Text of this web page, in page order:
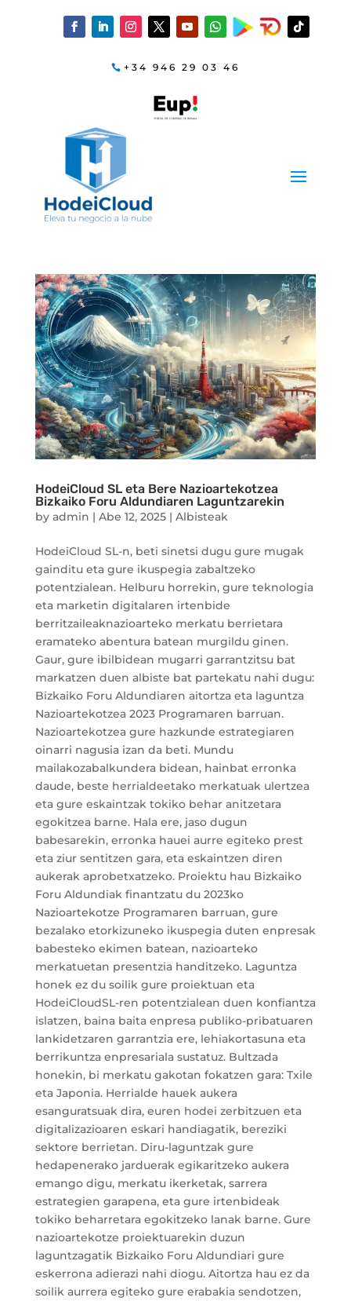
+34 946 29 03 46
HodeiCloud SL eta Bere Nazioartekotzea
Bizkaiko Foru Aldundiaren Laguntzarekin
by admin | Abe 12, 2025| Albisteak
HodeiCloud SL-n, beti sinetsi dugu gure mugak
gainditu eta gure ikuspegia zabaltzeko
potentzialean. Helburu horrekin, gure teknologia
eta marketin digitalaren irtenbide
berritzaileaknazioarteko merkatu berrietara
eramateko abentura batean murgildu ginen.
Gaur, gure ibilbidean mugarri garrantzitsu bat
markatzen duen albiste bat partekatu nahi dugu:
Bizkaiko Foru Aldundiaren aitortza eta laguntza
Nazioartekotzea 2023 Programaren barruan.
Nazioartekotzea gure hazkunde estrategiaren
oinarri nagusia izan da beti. Mundu
mailakozabalkundera bidean, hainbat erronka
daude, beste herrialdeetako merkatuak ulertzea
eta gure eskaintzak tokiko behar anitzetara
egokitzea barne. Hala ere, jaso dugun
babesarekin, erronka hauei aurre egiteko prest
eta ziur sentitzen gara, eta eskaintzen diren
aukerak aprobetxatzeko. Proiektu hau Bizkaiko
Foru Aldundiak finantzatu du 2023ko
Nazioartekotze Programaren barruan, gure
bezalako etorkizuneko ikuspegia duten enpresak
babesteko ekimen batean, nazioarteko
merkatuetan presentzia handitzeko. Laguntza
honek ez du soilik gure proiektuan eta
HodeiCloudSL-ren potentzialean duen konfiantza
islatzen, baina baita enpresa publiko-pribatuaren
lankidetzaren garrantzia ere, lehiakortasuna eta
berrikuntza enpresariala sustatuz. Bultzada
honekin, bi merkatu gakotan fokatzen gara: Txile
eta Japonia. Herrialde hauek aukera
esanguratsuak dira, euren hodei zerbitzuen eta
digitalizazioaren eskari handiagatik, bereziki
sektore berrietan. Diru-laguntzak gure
hedapenerako jarduerak egikaritzeko aukera
emango digu, merkatu ikerketak, sarrera
estrategien garapena, eta gure irtenbideak
tokiko beharretara egokitzeko lanak barne. Gure
nazioartekotze proiektuarekin duzun
laguntzagatik Bizkaiko Foru Aldundiari gure
eskerrona adierazi nahi diogu. Aitortza hau ez da
soilik aurrera egiteko gure erabakia sendotzen,